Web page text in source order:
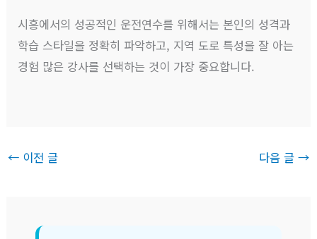
시흥에서의 성공적인 운전연수를 위해서는 본인의 성격과
학습 스타일을 정확히 파악하고, 지역 도로 특성을 잘 아는
경험 많은 강사를 선택하는 것이 가장 중요합니다.
←이전 글 다음 글→